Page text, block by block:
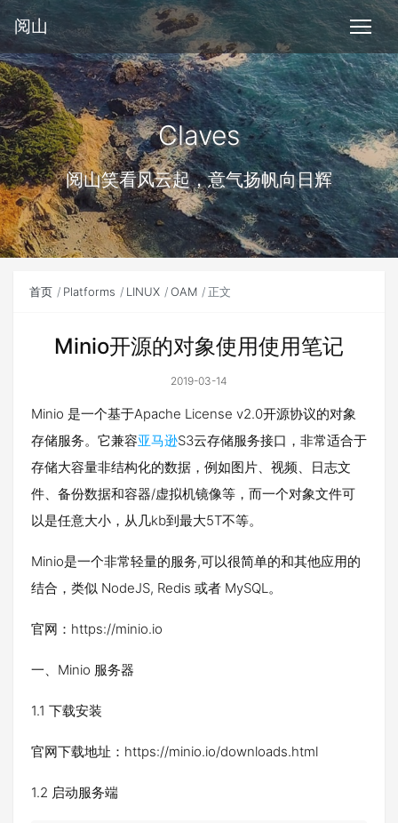
阅山
Claves
阅山笑看风云起，意气扬帆向日辉
首页 Platforms LINUX OAM 正文
Minio开源的对象使用使用笔记
2019-03-14
Minio 是一个基于Apache License v2.0开源协议的对象
存储服务。它兼容亚马逊S3云存储服务接口，非常适合于
存储大容量非结构化的数据，例如图片、视频、日志文
件、备份数据和容器/虚拟机镜像等，而一个对象文件可
以是任意大小，从几kb到最大5T不等。
Minio是一个非常轻量的服务,可以很简单的和其他应用的
结合，类似 NodeJS, Redis 或者 MySQL。
官网：https://minio.io
一、Minio 服务器
1.1 下载安装
官网下载地址：https://minio.io/downloads.html
1.2 启动服务端